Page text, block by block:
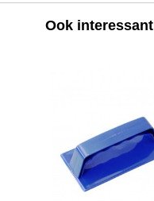
Ook interessant